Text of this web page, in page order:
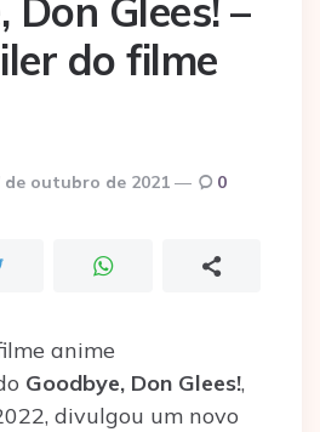
Don Glees! –
do filme
de outubro de 2021 0
anime
Goodbye, Don Glees!,
divulgou um novo